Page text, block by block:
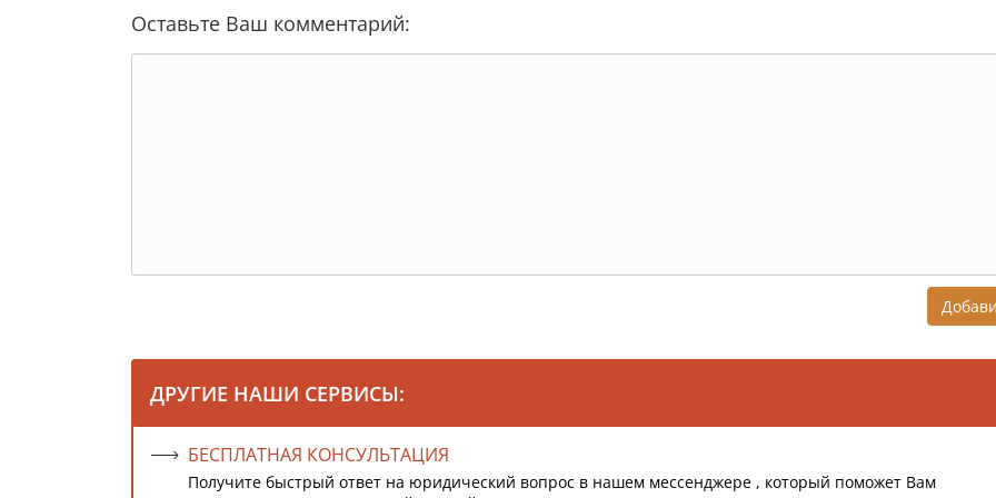
Оставьте Ваш комментарий:
ДРУГИЕ НАШИ СЕРВИСЫ:
БЕСПЛАТНАЯ КОНСУЛЬТАЦИЯ
Получите быстрый ответ на юридический вопрос в нашем мессенджере , который поможет Вам